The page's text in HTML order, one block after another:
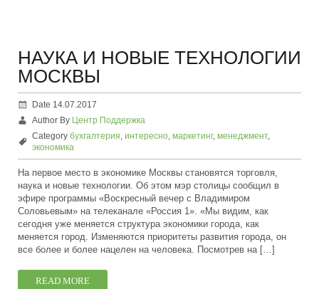
НАУКА И НОВЫЕ ТЕХНОЛОГИИ
МОСКВЫ
Date 14.07.2017
Author By Центр Поддержка
Category бухгалтерия, интересно, маркетинг, менеджмент,
экономика
На первое место в экономике Москвы становятся торговля,
наука и новые технологии. Об этом мэр столицы сообщил в
эфире программы «Воскресный вечер с Владимиром
Соловьевым» на телеканале «Россия 1». «Мы видим, как
сегодня уже меняется структура экономики города, как
меняется город. Изменяются приоритеты развития города, он
все более и более нацелен на человека. Посмотрев на […]
READ MORE